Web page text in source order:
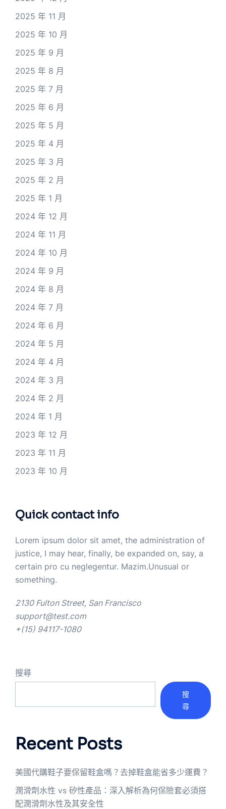
2025 年 11 月
2025 年 10 月
2025 年 9 月
2025 年 8 月
2025 年 7 月
2025 年 6 月
2025 年 5 月
2025 年 4 月
2025 年 3 月
2025 年 2 月
2025 年 1 月
2024 年 12 月
2024 年 11 月
2024 年 10 月
2024 年 9 月
2024 年 8 月
2024 年 7 月
2024 年 6 月
2024 年 5 月
2024 年 4 月
2024 年 3 月
2024 年 2 月
2024 年 1 月
2023 年 12 月
2023 年 11 月
2023 年 10 月
Quick contact info
Lorem ipsum dolor sit amet, the administration of
justice, I may hear, finally, be expanded on, say, a
certain pro cu neglegentur. Mazim.Unusual or
something.
2130 Fulton Street, San Francisco
support@test.com
+(15) 94117-1080
搜尋
搜
尋
Recent Posts
美國代購鞋子要保留鞋盒嗎？去掉鞋盒能省多少運費？
潤滑劑水性 vs 矽性產品：深入解析為何保險套必須搭
配潤滑劑水性及其安全性